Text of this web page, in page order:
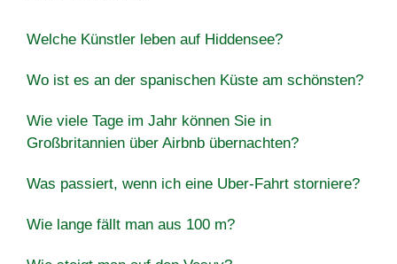
Welche Künstler leben auf Hiddensee?
Wo ist es an der spanischen Küste am schönsten?
Wie viele Tage im Jahr können Sie in
Großbritannien über Airbnb übernachten?
Was passiert, wenn ich eine Uber-Fahrt storniere?
Wie lange fällt man aus 100 m?